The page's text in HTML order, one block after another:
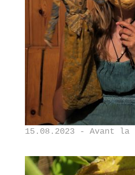
15.08.2023 - Avant